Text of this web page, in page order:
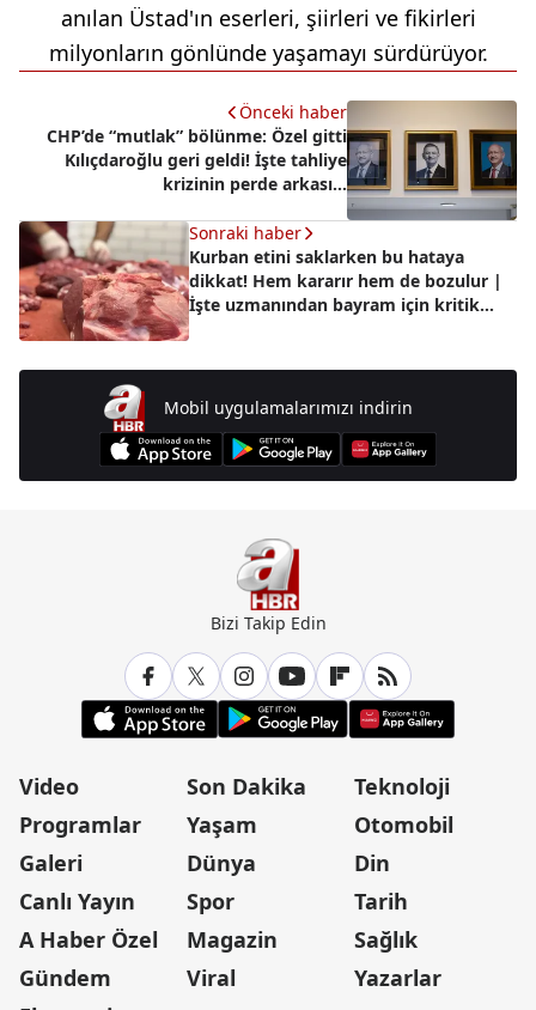
anılan Üstad'ın eserleri, şiirleri ve fikirleri
milyonların gönlünde yaşamayı sürdürüyor.
Önceki haber
CHP’de “mutlak” bölünme: Özel gitti
Kılıçdaroğlu geri geldi! İşte tahliye
krizinin perde arkası...
Sonraki haber
Kurban etini saklarken bu hataya
dikkat! Hem kararır hem de bozulur |
İşte uzmanından bayram için kritik
Mobil uygulamalarımızı indirin
Bizi Takip Edin
Video
Programlar
Galeri
Canlı Yayın
A Haber Özel
Gündem
Son Dakika
Yaşam
Dünya
Spor
Magazin
Viral
Teknoloji
Otomobil
Din
Tarih
Sağlık
Yazarlar